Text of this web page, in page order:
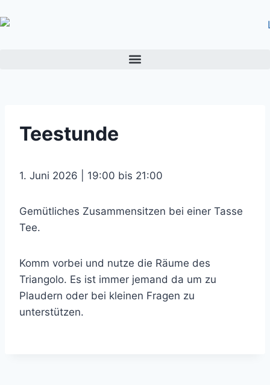
Teestunde
1. Juni 2026 | 19:00 bis 21:00
Gemütliches Zusammensitzen bei einer Tasse
Tee.
Komm vorbei und nutze die Räume des
Triangolo. Es ist immer jemand da um zu
Plaudern oder bei kleinen Fragen zu
unterstützen.